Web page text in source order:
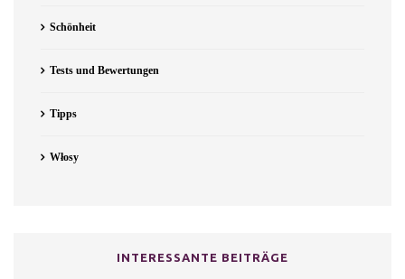
Schönheit
Tests und Bewertungen
Tipps
Włosy
INTERESSANTE BEITRÄGE